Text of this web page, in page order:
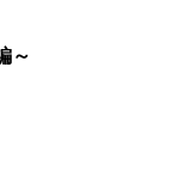
～